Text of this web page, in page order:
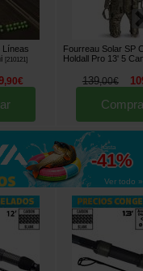
Líneas
[210121]
,90€
Fourreau Solar SP
Holdall Pro 13' 5
139,00€
hasta
-41%
Ver todo »